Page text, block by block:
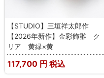
【STUDIO】三垣祥太郎作
【2026年新作】金彩飾雛 ク
リア 黄緑×黄
117,700 円 税込